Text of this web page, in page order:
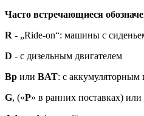
Часто встречающиеся
R - „Ride-on“: машины с
D - с дизельным двигателем
Bp или BAT: с аккумуляторным
G, («P» в ранних поставках) или